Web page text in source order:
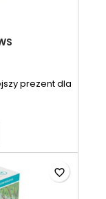
prezent dla
favorite_border